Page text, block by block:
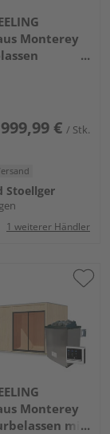
Monterey
€ / Stk.
Stoellger
1 weiterer Händler
Monterey
mit